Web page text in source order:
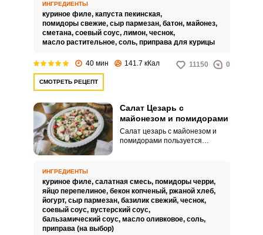
Готовить его несложно, а
прекрасное сочетание
ингредиентов придется по вкусу
абсолютно всем гостям.
ИНГРЕДИЕНТЫ
куриное филе, капуста пекинская,
помидоры свежие, сыр пармезан, батон, майонез,
сметана, соевый соус, лимон, чеснок,
масло растительное, соль, приправа для курицы
40 мин 141.7 кКал 11150 0
СМОТРЕТЬ РЕЦЕПТ
Салат Цезарь с
майонезом и помидорами
Салат цезарь с майонезом и
помидорами пользуется
разочарованным точно никто не
останется. Такой салат Цезарь -
одна из самых частых вариаций
этого блюда, нравящаяся всем
без исключения.
ИНГРЕДИЕНТЫ
куриное филе, салатная смесь, помидоры черри,
яйцо перепелиное, бекон копченый, ржаной хлеб,
йогурт, сыр пармезан, базилик свежий, чеснок,
соевый соус, вустерский соус,
бальзамический соус, масло оливковое, соль,
приправа (на выбор)